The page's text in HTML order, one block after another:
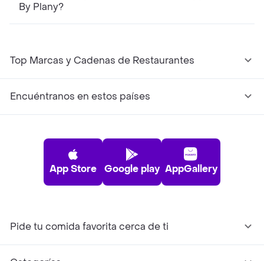
By Plany?
Top Marcas y Cadenas de Restaurantes
Encuéntranos en estos países
App Store Google play AppGallery
Pide tu comida favorita cerca de ti